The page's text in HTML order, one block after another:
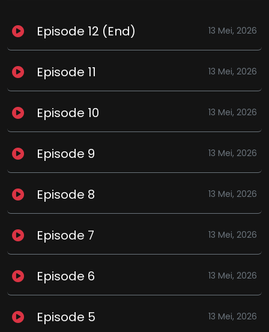
Episode 12 (End) 13 Mei, 2026
Episode 11 13 Mei, 2026
Episode 10 13 Mei, 2026
Episode 9 13 Mei, 2026
Episode 8 13 Mei, 2026
Episode 7 13 Mei, 2026
Episode 6 13 Mei, 2026
Episode 5 13 Mei, 2026